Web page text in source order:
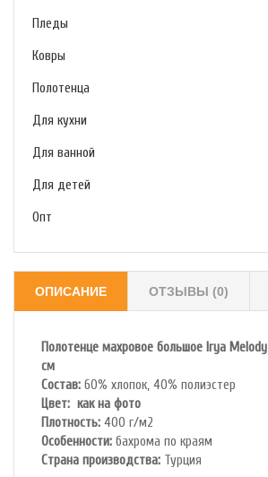
Пледы
Ковры
Полотенца
Для кухни
Для ванной
Для детей
Опт
ОПИСАНИЕ ОТЗЫВЫ (0)
Полотенце махровое большое Irya Melody
см
Состав: 60% хлопок, 40% полиэстер
Цвет: как на фото
Плотность: 400 г/м2
Особенности: бахрома по краям
Страна производства: Турция